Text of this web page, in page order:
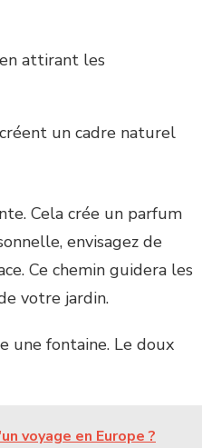
attirant les
un cadre naturel
Cela crée un parfum
envisagez de
Ce chemin guidera les
votre jardin.
une fontaine. Le doux
voyage en Europe ?